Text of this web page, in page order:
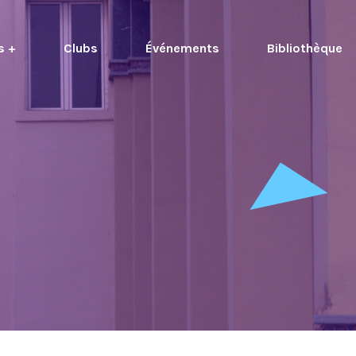
+ Clubs Événements Bibliothèque